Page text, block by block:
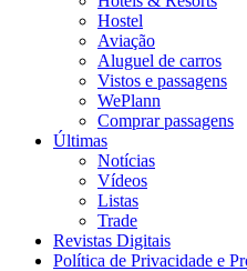
Hostel
Aviação
Aluguel de carros
Vistos e passagens
WePlann
Comprar passagens
Últimas
Notícias
Vídeos
Listas
Trade
Revistas Digitais
Política de Privacidade e